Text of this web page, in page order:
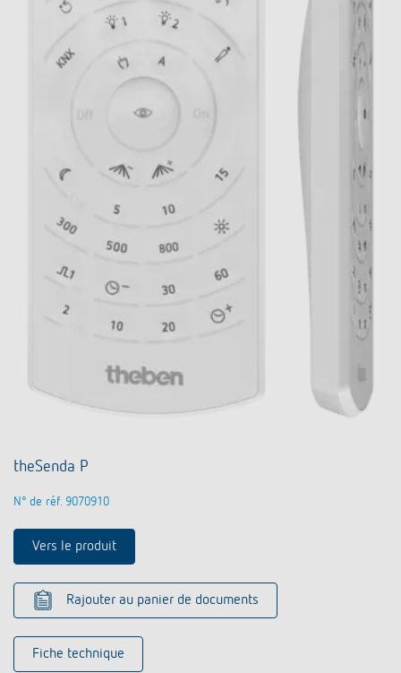
theSenda P
N° de réf. 9070910
Vers le produit
Rajouter au panier de documents
Fiche technique